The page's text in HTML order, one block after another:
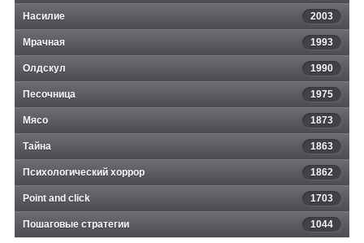
Насилие 2003
Мрачная 1993
Олдскул 1990
Песочница 1975
Мясо 1873
Тайна 1863
Психологический хоррор 1862
Point and click 1703
Пошаговые стратегии 1044